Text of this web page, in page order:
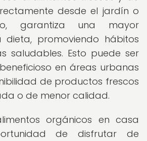
desde el jardín o
garantiza una mayor
promoviendo hábitos
saludables. Esto puede ser
en áreas urbanas
de productos frescos
o de menor calidad.
orgánicos en casa
de disfrutar de